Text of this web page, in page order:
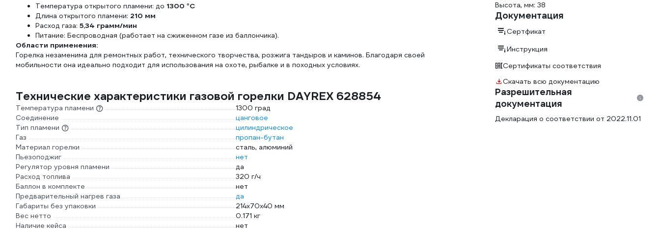
Температура открытого пламени: до 1300 °C
Длина открытого пламени: 210 мм
Расход газа: 5,34 грамм/мин
Питание: Беспроводная (работает на сжиженном газе из баллончика).
Области применения:
Горелка незаменима для ремонтных работ, технического творчества, розжига тандыров и каминов. Благодаря своей
мобильности она идеально подходит для использования на охоте, рыбалке и в походных условиях.
Технические характеристики газовой горелки DAYREX 628854
Температура пламени
1300 град
Соединение
цанговое
Тип пламени
цилиндрическое
Газ
пропан-бутан
Материал горелки
сталь, алюминий
Пьезоподжиг
нет
Регулятор уровня пламени
да
Расход топлива
320 г/ч
Баллон в комплекте
нет
Предварительный нагрев газа
да
Габариты без упаковки
214x70x40 мм
Вес нетто
0.171 кг
Наличие кейса
нет
Высота, мм: 38
Документация
Сертфикат
Инструкция
Сертификаты соответствия
Скачать всю документацию
Разрешительная
документация
Декларация о соответствии от 2022.11.01